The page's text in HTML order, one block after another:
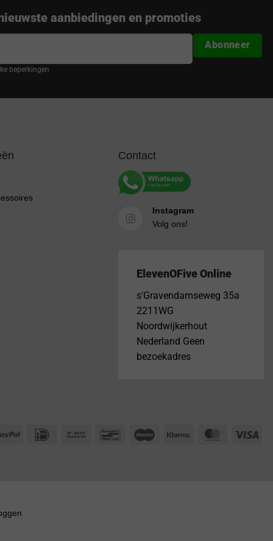
aanbiedingen en promoties
beperkingen
Abonneer
Contact
Instagram
Volg ons!
ElevenOFive Online
s'Gravendamseweg 35a
2211WG
Noordwijkerhout
Nederland Geen
bezoekadres
PayPal IDeal
Bank
BancontactMaestro Klarna